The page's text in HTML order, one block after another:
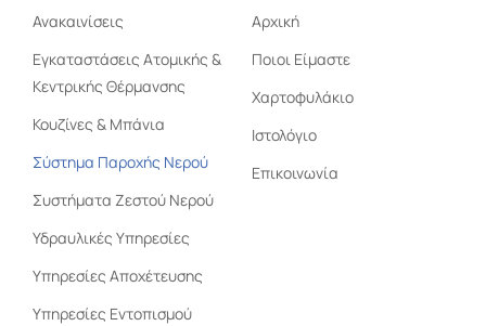
Ανακαινίσεις
Εγκαταστάσεις Ατομικής &
Κεντρικής Θέρμανσης
Κουζίνες & Μπάνια
Σύστημα Παροχής Νερού
Συστήματα Ζεστού Νερού
Υδραυλικές Υπηρεσίες
Υπηρεσίες Αποχέτευσης
Υπηρεσίες Εντοπισμού
Αρχική
Ποιοι Είμαστε
Χαρτοφυλάκιο
Ιστολόγιο
Επικοινωνία